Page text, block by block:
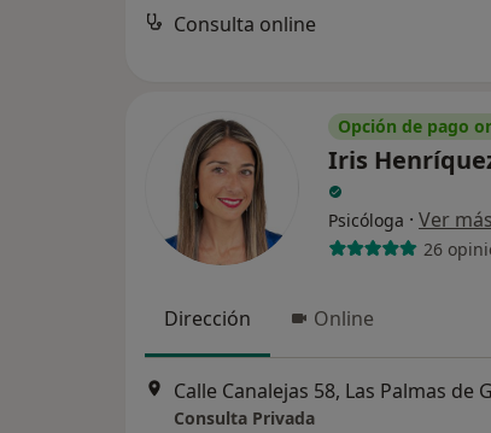
Consulta online
Opción de pago
Iris
Psicóloga · Ver más
26
Dirección Online
Consulta Privada